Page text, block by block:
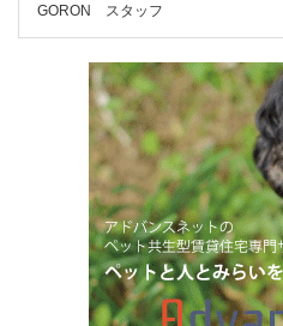
GORON スタッフ